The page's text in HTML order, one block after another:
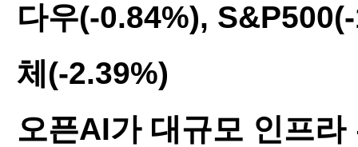
다우(-0.84%),
체(-2.39%)
오픈AI가 대규모 인프